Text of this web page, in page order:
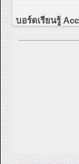
บอร์ดเรียนรู้